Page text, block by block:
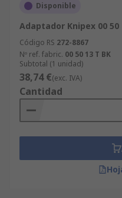
Disponible
Adaptador Knipex 00 50
Código RS 272-8867
Nº ref. fabric. 00 50 13 T BK
Subtotal (1 unidad)
38,74 €(exc. IVA)
Cantidad